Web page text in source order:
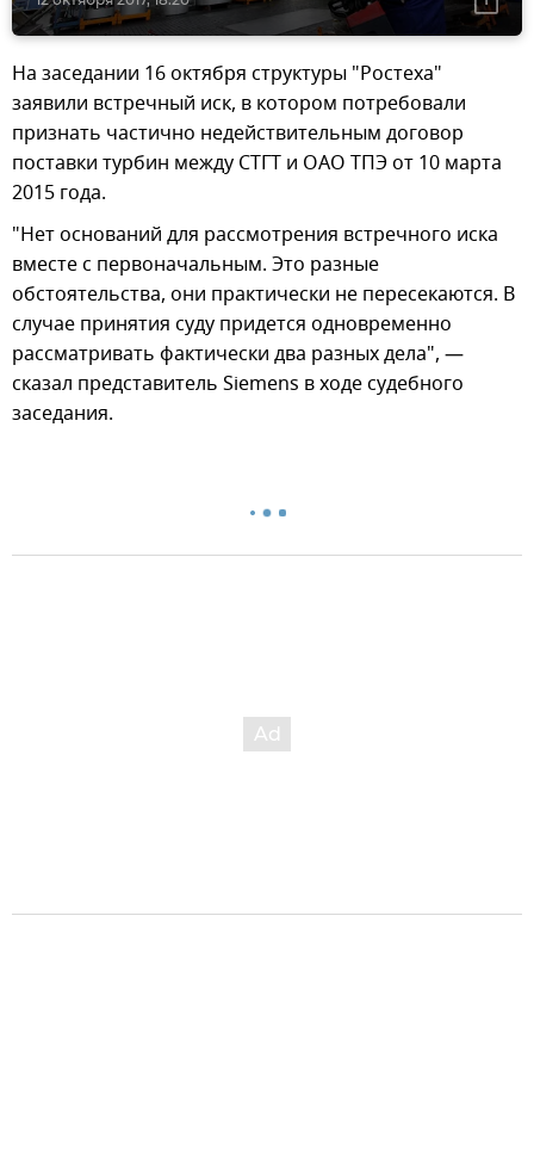
На заседании 16 октября структуры "Ростеха"
заявили встречный иск, в котором потребовали
признать частично недействительным договор
поставки турбин между СТГТ и ОАО ТПЭ от 10 марта
2015 года.
"Нет оснований для рассмотрения встречного иска
вместе с первоначальным. Это разные
обстоятельства, они практически не пересекаются. В
случае принятия суду придется одновременно
рассматривать фактически два разных дела", —
сказал представитель Siemens в ходе судебного
заседания.